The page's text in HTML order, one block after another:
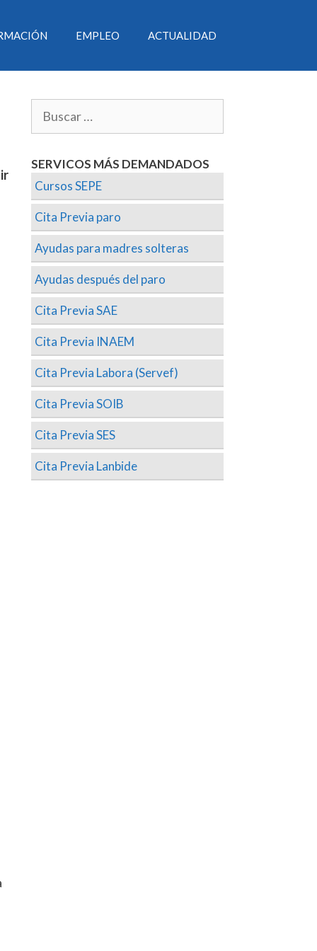
EMPLEO ACTUALIDAD
SERVICOS MÁS DEMANDADOS
Cursos SEPE
Cita Previa paro
Ayudas para madres solteras
Ayudas después del paro
Cita Previa SAE
Cita Previa INAEM
Cita Previa Labora (Servef)
Cita Previa SOIB
Cita Previa SES
Cita Previa Lanbide